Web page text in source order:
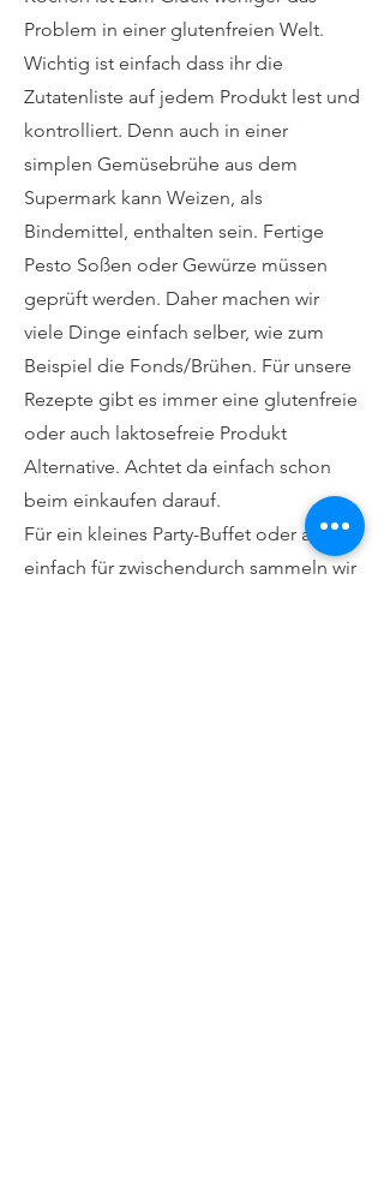
Problem in einer glutenfreien Welt.
Wichtig ist einfach dass ihr die
Zutatenliste auf jedem Produkt lest und
kontrolliert. Denn auch in einer
simplen Gemüsebrühe aus dem
Supermark kann Weizen, als
Bindemittel, enthalten sein. Fertige
Pesto Soßen oder Gewürze müssen
geprüft werden. Daher machen wir
viele Dinge einfach selber, wie zum
Beispiel die Fonds/Brühen. Für unsere
Rezepte gibt es immer eine glutenfreie
oder auch laktosefreie Produkt
Alternative. Achtet da einfach schon
beim einkaufen darauf.
Für ein kleines Party-Buffet oder auch
einfach für zwischendurch sammeln wir